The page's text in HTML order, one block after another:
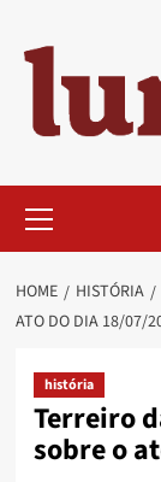
content
Menu
HOME HISTÓRIA
ATO DO DIA 18/07/
história
Terreiro
sobre o